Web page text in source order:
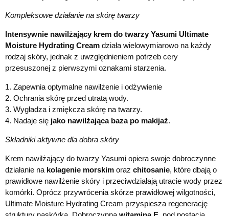
Kompleksowe działanie na skórę twarzy
Intensywnie nawilżający krem do twarzy Yasumi Ultimate
Moisture Hydrating Cream działa wielowymiarowo na każdy
rodzaj skóry, jednak z uwzględnieniem potrzeb cery
przesuszonej z pierwszymi oznakami starzenia.
1. Zapewnia optymalne nawilżenie i odżywienie
2. Ochrania skórę przed utratą wody.
3. Wygładza i zmiękcza skórę na twarzy.
4. Nadaje się jako nawilżająca baza po makijaż.
Składniki aktywne dla dobra skóry
Krem nawilżający do twarzy Yasumi opiera swoje dobroczynne
działanie na kolagenie morskim oraz chitosanie, które dbają o
prawidłowe nawilżenie skóry i przeciwdziałają utracie wody przez
komórki. Oprócz przywrócenia skórze prawidłowej wilgotności,
Ultimate Moisture Hydrating Cream przyspiesza regenerację